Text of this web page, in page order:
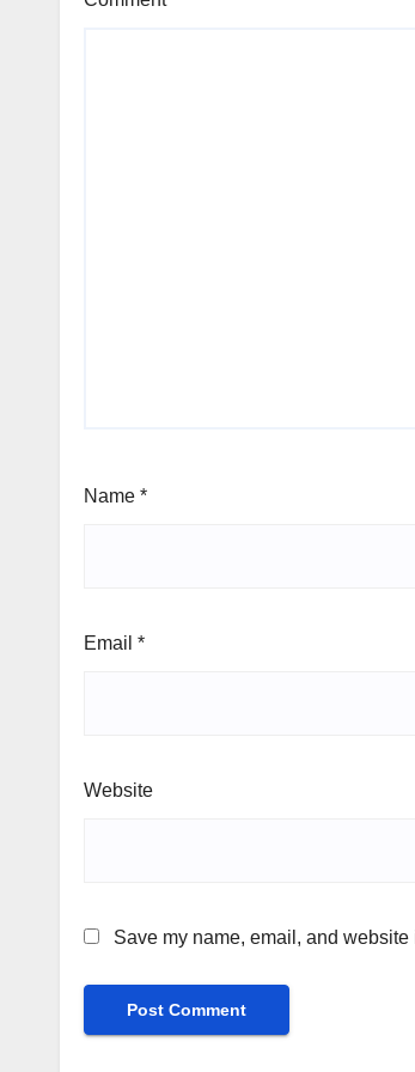
Name *
Email *
Website
Save my name, email, and